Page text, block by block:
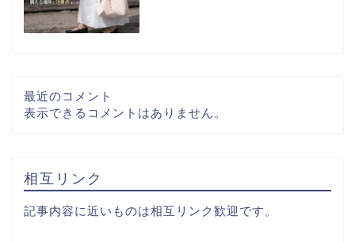
最近のコメント
表示できるコメントはありません。
相互リンク
記事内容に近いものは相互リンク歓迎です。